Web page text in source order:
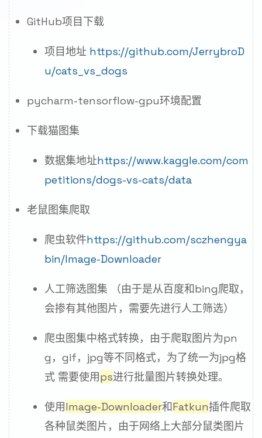
GitHub项目下载
项目地址 https://github.com/JerrybroD
u/cats_vs_dogs
pycharm-tensorflow-gpu环境配置
下载猫图集
数据集地址https://www.kaggle.com/com
petitions/dogs-vs-cats/data
老鼠图集爬取
爬虫软件https://github.com/sczhengya
bin/Image-Downloader
人工筛选图集 （由于是从百度和bing爬取，
会掺有其他图片，需要先进行人工筛选）
爬虫图集中格式转换，由于爬取图片为pn
g，gif，jpg等不同格式，为了统一为jpg格
式 需要使用ps进行批量图片转换处理。
使用Image-Downloader和Fatkun插件爬取
各种鼠类图片，由于网络上大部分鼠类图片